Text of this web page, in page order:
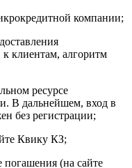
компании;
клиентам, алгоритм
ресурсе
В дальнейшем, вход в
без регистрации;
Квику КЗ;
погашения (на сайте